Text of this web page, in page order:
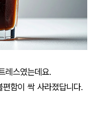
레스였는데요.
함이 싹 사라졌답니다.